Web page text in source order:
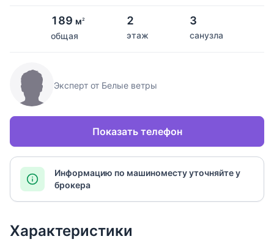
189 м2
общая
2
этаж
3
санузла
Эксперт от Белые ветры
Показать телефон
Информацию по машиноместу уточняйте у
брокера
Характеристики